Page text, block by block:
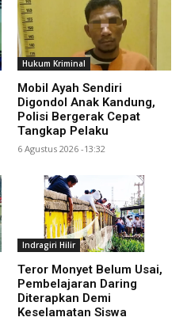
Hukum Kriminal
Mobil Ayah Sendiri
Digondol Anak Kandung,
Polisi Bergerak Cepat
Tangkap Pelaku
6 Agustus 2026 -13:32
Indragiri Hilir
Teror Monyet Belum Usai,
Pembelajaran Daring
Diterapkan Demi
Keselamatan Siswa